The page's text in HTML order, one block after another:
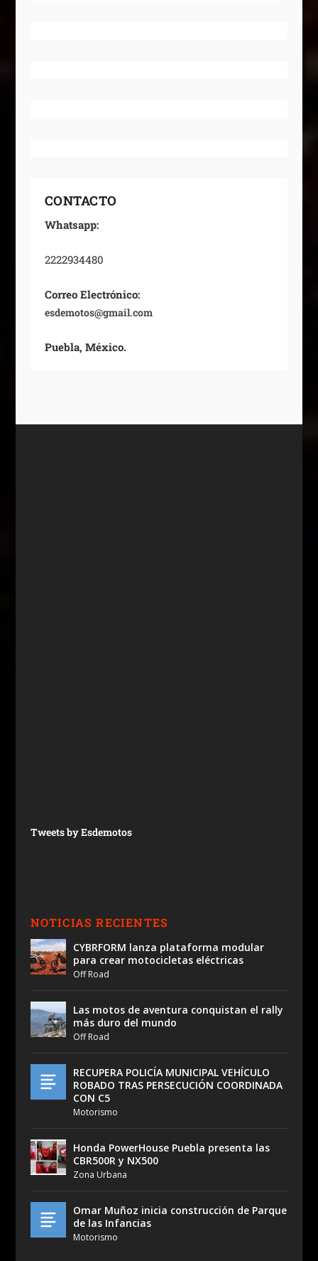
CONTACTO
Whatsapp:
2222934480
Correo Electrónico:
esdemotos@gmail.com
Puebla, México.
Tweets by Esdemotos
NOTICIAS RECIENTES
CYBRFORM lanza plataforma modular
para crear motocicletas eléctricas
Off Road
Las motos de aventura conquistan el rally
más duro del mundo
Off Road
RECUPERA POLICÍA MUNICIPAL VEHÍCULO
ROBADO TRAS PERSECUCIÓN COORDINADA
CON C5
Motorismo
Honda PowerHouse Puebla presenta las
CBR500R y NX500
Zona Urbana
Omar Muñoz inicia construcción de Parque
de las Infancias
Motorismo